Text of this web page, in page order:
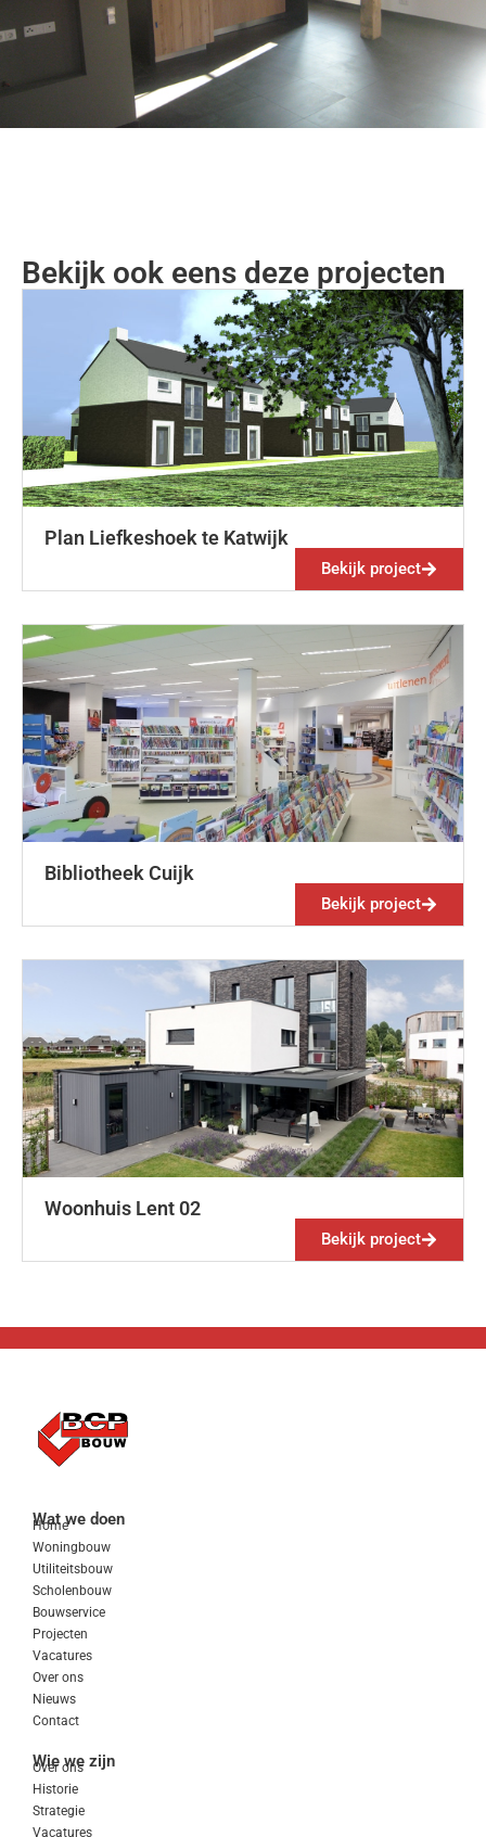
Bekijk ook eens deze projecten
Plan Liefkeshoek te Katwijk
Bekijk project
Bibliotheek Cuijk
Bekijk project
Woonhuis Lent 02
Bekijk project
Wat we doen
Home
Woningbouw
Utiliteitsbouw
Scholenbouw
Bouwservice
Projecten
Vacatures
Over ons
Nieuws
Contact
Wie we zijn
Over ons
Historie
Strategie
Vacatures